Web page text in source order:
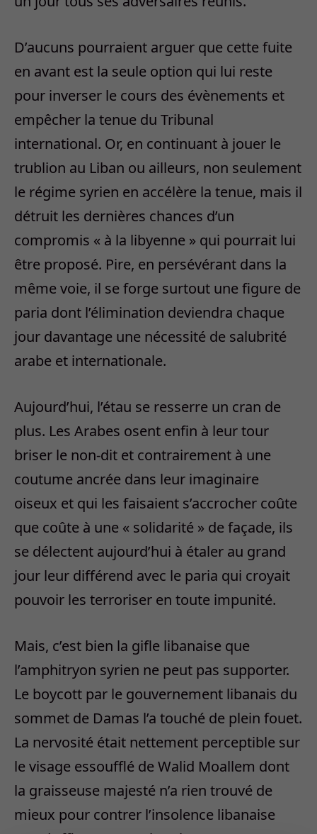
D’aucuns pourraient arguer que cette fuite
en avant est la seule option qui lui reste
pour inverser le cours des évènements et
empêcher la tenue du Tribunal
international. Or, en continuant à jouer le
trublion au Liban ou ailleurs, non seulement
le régime syrien en accélère la tenue, mais il
détruit les dernières chances d’un
compromis « à la libyenne » qui pourrait lui
être proposé. Pire, en persévérant dans la
même voie, il se forge surtout une figure de
paria dont l’élimination deviendra chaque
jour davantage une nécessité de salubrité
arabe et internationale.
Aujourd’hui, l’étau se resserre un cran de
plus. Les Arabes osent enfin à leur tour
briser le non-dit et contrairement à une
coutume ancrée dans leur imaginaire
oiseux et qui les faisaient s’accrocher coûte
que coûte à une « solidarité » de façade, ils
se délectent aujourd’hui à étaler au grand
jour leur différend avec le paria qui croyait
pouvoir les terroriser en toute impunité.
Mais, c’est bien la gifle libanaise que
l’amphitryon syrien ne peut pas supporter.
Le boycott par le gouvernement libanais du
sommet de Damas l’a touché de plein fouet.
La nervosité était nettement perceptible sur
le visage essoufflé de Walid Moallem dont
la graisseuse majesté n’a rien trouvé de
mieux pour contrer l’insolence libanaise